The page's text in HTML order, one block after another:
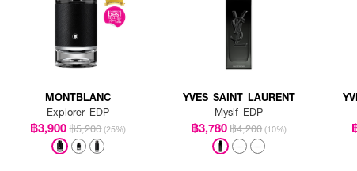
How To Use :
ฉีดน้ำหอมVALENTINO - UOMO BORN IN ROMA YELLOW DREAM
และสามารถเพิ่มความหอมให้เสื้อผ้า เพื่อกลิ่นที่ติดทนตลอดทั้งวัน
MONTBLANC
Explorer EDP
฿3,900฿5,200 (25%)
YVES SAINT LAURENT
Myslf EDP
฿3,780฿4,200 (10%)